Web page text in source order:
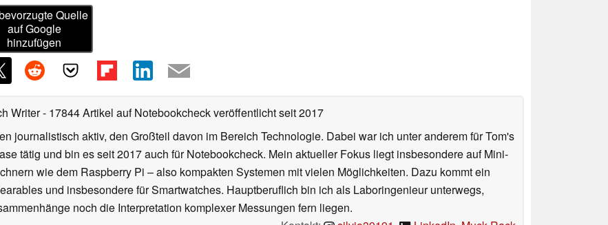
Quelle
auf Google
hinzufügen
Writer- 17844 Artikel auf Notebookcheck veröffentlichtseit 2017
journalistisch aktiv, den Großteil davon im Bereich Technologie. Dabei war ich unter anderem für Tom's
tätig und bin es seit 2017 auch für Notebookcheck. Mein aktueller Fokus liegt insbesondere auf Mini-
wie dem Raspberry Pi – also kompakten Systemen mit vielen Möglichkeiten. Dazu kommt ein
und insbesondere für Smartwatches. Hauptberuflich bin ich als Laboringenieur unterwegs,
noch die Interpretation komplexer Messungen fern liegen.